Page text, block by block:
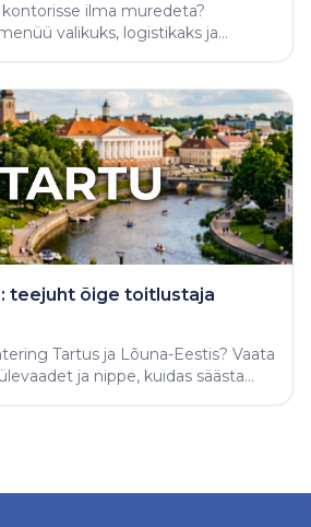
ilma muredeta?
valikuks, logistikaks ja
teejuht õige toitlustaja
Tartus ja Lõuna-Eestis? Vaata
ja nippe, kuidas säästa